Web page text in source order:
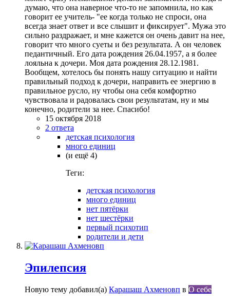
думаю, что она наверное что-то не запомнила, но как
говорит ее учитель- "ее когда только не спроси, она
всегда знает ответ и все слышит и фиксирует". Мужа это
сильно раздражает, и мне кажется он очень давит на нее,
говорит что много суеты и без результата. А он человек
педантичный. Его дата рождения 26.04.1957, а я более
лояльна к дочери. Моя дата рождения 28.12.1981.
Вообщем, хотелось бы понять нашу ситуацию и найти
правильный подход к дочери, направить ее энергию в
правильное русло, ну чтобы она себя комфортно
чувствовала и радовалась свои результатам, ну и мы
конечно, родители за нее. Спасибо!
15 октября 2018
2 ответа
детская психология
много единиц
(и ещё 4)
Теги:
детская психология
много единиц
нет пятёрки
нет шестёрки
первый психотип
родители и дети
Эпилепсия
Новую тему добавил(а) Карашаш Ахменовп в О себе